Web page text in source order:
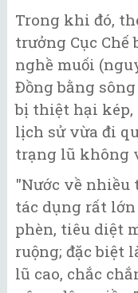
Trong khi đó,
trưởng Cục
nghề muối
Đồng bằng
bị thiệt hại
lịch sử vừa đi
trạng lũ không
"Nước về
tác dụng rất
phèn, tiêu diệt
ruộng; đặc biệt
lũ cao, chắc